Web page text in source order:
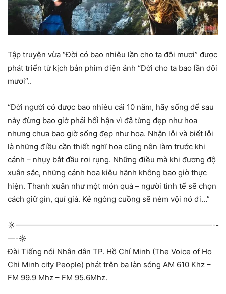
Tập truyện vừa “Đời có bao nhiêu lần cho ta đôi mươi” được
phát triển từ kịch bản phim điện ảnh “Đời cho ta bao lần đôi
mươi”..
“Đời người có được bao nhiêu cái 10 năm, hãy sống để sau
này đừng bao giờ phải hối hận vì đã từng đẹp như hoa
nhưng chưa bao giờ sống đẹp như hoa. Nhận lỗi và biết lỗi
là những điều cần thiết nghĩ hoa cũng nên làm trước khi
cánh – nhụy bắt đầu rơi rụng. Những điều mà khi đương độ
xuân sắc, những cánh hoa kiêu hãnh không bao giờ thực
hiện. Thanh xuân như một món quà – người tình tế sẽ chọn
cách giữ gìn, quí giá. Kẻ ngông cuồng sẽ ném vội nó đi…”
☼—————————————­—————————————-­
—-☼
Đài Tiếng nói Nhân dân TP. Hồ Chí Minh (The Voice of Ho
Chi Minh city People) phát trên ba làn sóng AM 610 Khz –
FM 99.9 Mhz – FM 95.6Mhz.